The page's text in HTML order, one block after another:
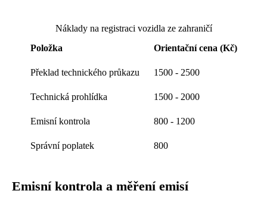
Náklady na registraci vozidla ze zahraničí
Položka
Orientační cena (Kč)
Překlad technického průkazu 1500 - 2500
Technická prohlídka 1500 - 2000
Emisní kontrola 800 - 1200
Správní poplatek 800
Emisní kontrola a měření emisí